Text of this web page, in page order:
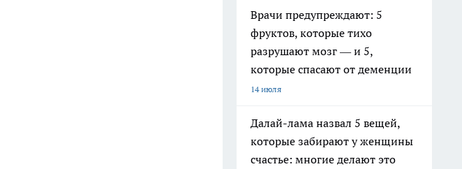
Врачи предупреждают: 5
фруктов, которые тихо
разрушают мозг — и 5,
которые спасают от деменции
14 июля
Далай-лама назвал 5 вещей,
которые забирают у женщины
счастье: многие делают это